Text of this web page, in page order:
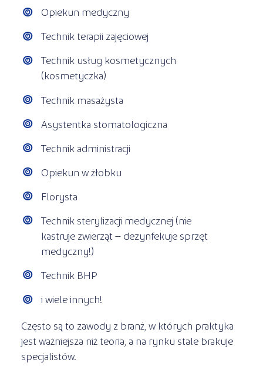
Opiekun medyczny
Technik terapii zajęciowej
Technik usług kosmetycznych
(kosmetyczka)
Technik masażysta
Asystentka stomatologiczna
Technik administracji
Opiekun w żłobku
Florysta
Technik sterylizacji medycznej (nie
kastruje zwierząt – dezynfekuje sprzęt
medyczny!)
Technik BHP
i wiele innych!
Często są to zawody z branż, w których praktyka
jest ważniejsza niż teoria, a na rynku stale brakuje
specjalistów.